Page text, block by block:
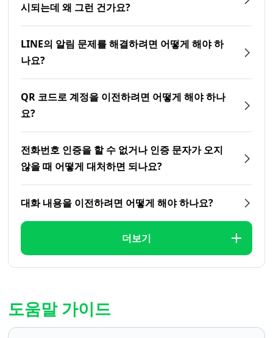
시되는데 왜 그런 건가요?
LINE의 알림 문제를 해결하려면 어떻게 해야 하
나요?
QR 코드로 계정을 이전하려면 어떻게 해야 하나
요?
전화번호 인증을 할 수 없거나 인증 문자가 오지
않을 때 어떻게 대처하면 되나요?
대화 내용을 이전하려면 어떻게 해야 하나요?
더보기
도움말 가이드